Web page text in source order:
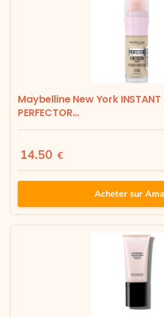
Maybelline New York INSTANT
PERFECTOR...
14.50 €
Acheter sur